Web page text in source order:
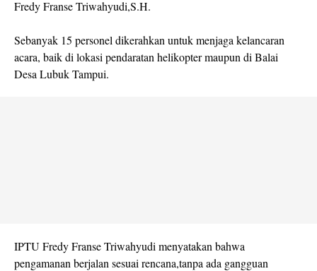
Fredy Franse Triwahyudi,S.H.
Sebanyak 15 personel dikerahkan untuk menjaga kelancaran
acara, baik di lokasi pendaratan helikopter maupun di Balai
Desa Lubuk Tampui.
IPTU Fredy Franse Triwahyudi menyatakan bahwa
pengamanan berjalan sesuai rencana,tanpa ada gangguan